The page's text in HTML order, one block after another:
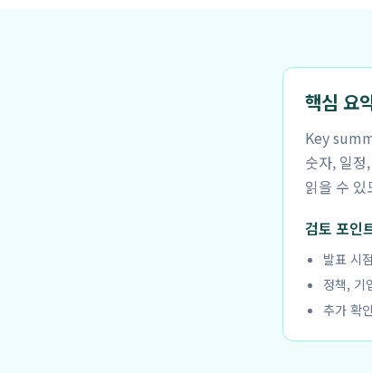
핵심 요
Key
숫자, 일
읽을 수
검토 포인
발표 시
정책, 기
추가 확